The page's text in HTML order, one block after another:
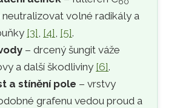
neutralizovat volné radikály a
[3], [4], [5].
– drcený šungit váže
a další škodliviny [6].
a stínění pole – vrstvy
grafenu vedou proud a